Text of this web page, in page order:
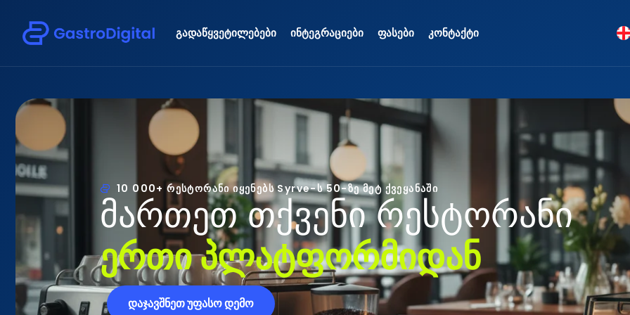
გადაწყვეტილებები ინტეგრაციები ფასები კონტაქტი
10 000+ რესტორანი იყენებს Syrve-ს 50-ზე მეტ ქვეყანაში
მართეთ თქვენი რესტორანი
ერთიპლატფორმიდან
დაჯავშნეთ უფასო დემო